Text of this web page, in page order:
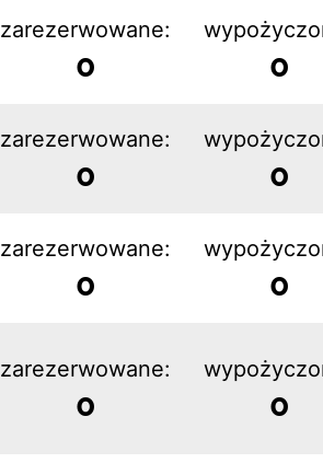
zarezerwowane:
0 0
zarezerwowane:
0 0
zarezerwowane:
0 0
zarezerwowane:
0 0